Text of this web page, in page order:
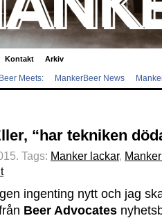
Kontakt Arkiv
Meets: MankerBeer News
“har tekniken
Tags: Manker lackar,
ingenting nytt och jag
Beer Advocates